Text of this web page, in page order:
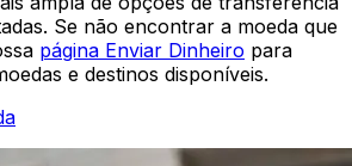
Se não encontrar a moeda que
página Enviar Dinheiro para
e destinos disponíveis.